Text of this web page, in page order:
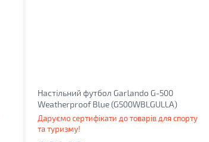
Настільний футбол Garlando G-500
Weatherproof Blue (G500WBLGULLA)
(930614)
Даруємо сертифікати до товарів для спорту
та туризму!